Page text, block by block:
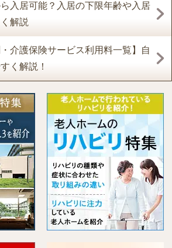
入居可能？入居の下限年齢や入居
解説
介護保険サービス利用料一覧】自
く解説！